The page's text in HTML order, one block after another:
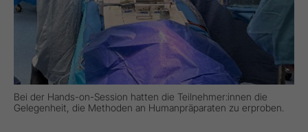
Bei der Hands-on-Session hatten die Teilnehmer:innen die
Gelegenheit, die Methoden an Humanpräparaten zu erproben.